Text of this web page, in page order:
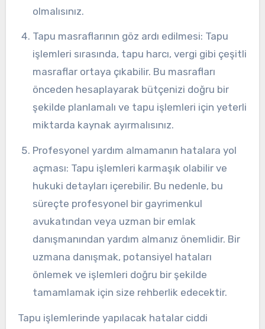
olmalısınız.
Tapu masraflarının göz ardı edilmesi: Tapu
işlemleri sırasında, tapu harcı, vergi gibi çeşitli
masraflar ortaya çıkabilir. Bu masrafları
önceden hesaplayarak bütçenizi doğru bir
şekilde planlamalı ve tapu işlemleri için yeterli
miktarda kaynak ayırmalısınız.
Profesyonel yardım almamanın hatalara yol
açması: Tapu işlemleri karmaşık olabilir ve
hukuki detayları içerebilir. Bu nedenle, bu
süreçte profesyonel bir gayrimenkul
avukatından veya uzman bir emlak
danışmanından yardım almanız önemlidir. Bir
uzmana danışmak, potansiyel hataları
önlemek ve işlemleri doğru bir şekilde
tamamlamak için size rehberlik edecektir.
Tapu işlemlerinde yapılacak hatalar ciddi